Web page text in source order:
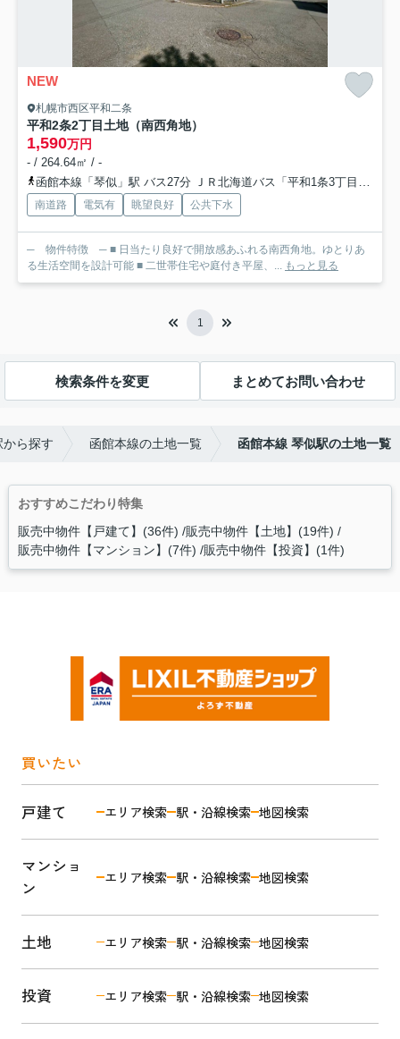
NEW
札幌市西区平和二条
平和2条2丁目土地（南西角地）
1,590万円
- / 264.64㎡ / -
函館本線「琴似」駅 バス27分 ＪＲ北海道バス「平和1条3丁目」 停歩3分
南道路 電気有 眺望良好 公共下水
─ 物件特徴 ─ ■ 日当たり良好で開放感あふれる南西角地。ゆとりあ
る生活空間を設計可能 ■ 二世帯住宅や庭付き平屋、... もっと見る
1
検索条件を変更 まとめてお問い合わせ
ら探す 函館本線の土地一覧 函館本線 琴似駅の土地一覧
おすすめこだわり特集
販売中物件【戸建て】(36件) 販売中物件【土地】(19件)
販売中物件【マンション】(7件) 販売中物件【投資】(1件)
買いたい
戸建て エリア検索 駅・沿線検索 地図検索
マンショ
ン
エリア検索 駅・沿線検索 地図検索
土地 エリア検索 駅・沿線検索 地図検索
投資 エリア検索 駅・沿線検索 地図検索